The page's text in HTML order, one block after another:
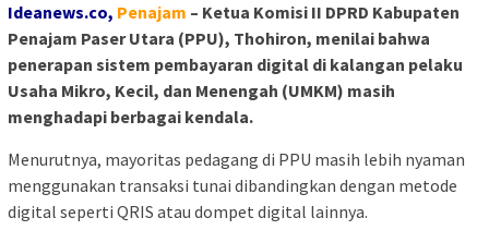
Ideanews.co, Penajam – Ketua Komisi II DPRD Kabupaten
Penajam Paser Utara (PPU), Thohiron, menilai bahwa
penerapan sistem pembayaran digital di kalangan pelaku
Usaha Mikro, Kecil, dan Menengah (UMKM) masih
menghadapi berbagai kendala.
Menurutnya, mayoritas pedagang di PPU masih lebih nyaman
menggunakan transaksi tunai dibandingkan dengan metode
digital seperti QRIS atau dompet digital lainnya.